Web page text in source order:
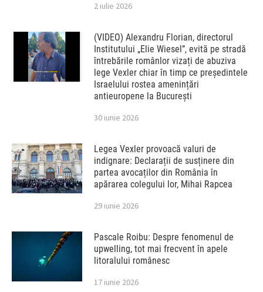
2 iulie 2026
(VIDEO) Alexandru Florian, directorul
Institutului „Elie Wiesel”, evită pe stradă
întrebările românlor vizați de abuziva
lege Vexler chiar în timp ce președintele
Israelului rostea amenințări
antieuropene la București
30 iunie 2026
Legea Vexler provoacă valuri de
indignare: Declarații de susținere din
partea avocaților din România în
apărarea colegului lor, Mihai Rapcea
29 iunie 2026
Pascale Roibu: Despre fenomenul de
upwelling, tot mai frecvent în apele
litoralului românesc
17 iunie 2026